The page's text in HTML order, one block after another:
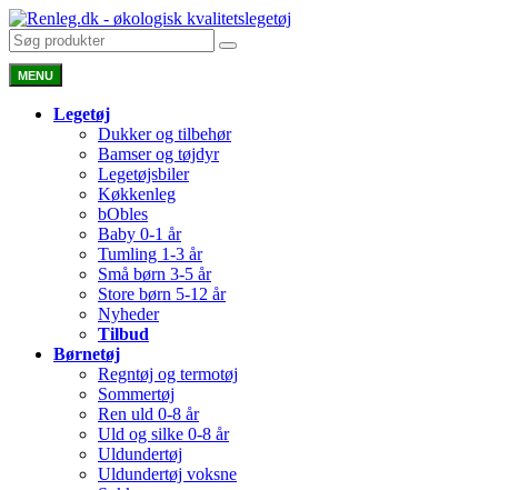
MENU
Legetøj
Dukker og tilbehør
Bamser og tøjdyr
Legetøjsbiler
Køkkenleg
bObles
Baby 0-1 år
Tumling 1-3 år
Små børn 3-5 år
Store børn 5-12 år
Nyheder
Tilbud
Børnetøj
Regntøj og termotøj
Sommertøj
Ren uld 0-8 år
Uld og silke 0-8 år
Uldundertøj
Uldundertøj voksne